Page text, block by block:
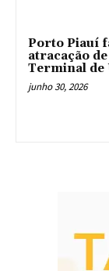
Porto Piauí
atracação
Terminal de
junho 30, 2026